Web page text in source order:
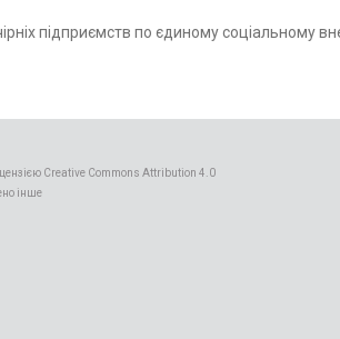
підприємств по єдиному соціальному
Creative Commons Attribution 4.0
інше